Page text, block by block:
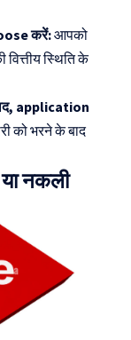
करें:आपको
स्थिति के
application
को भरने के बाद
नकली